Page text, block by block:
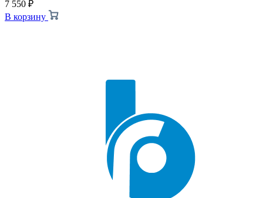
7 550 ₽
В корзину